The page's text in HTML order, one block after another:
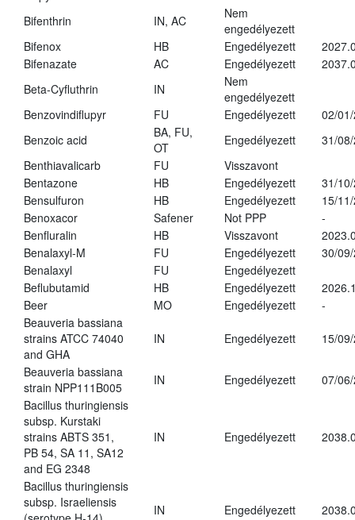
Bifenthrin
IN, AC
Nem
engedélyezett
Bifenox
HB Engedélyezett
Bifenazate
AC Engedélyezett
Beta-Cyfluthrin
IN
Nem
engedélyezett
Benzovindiflupyr
FU Engedélyezett
02/
Benzoic acid
BA, FU,
OT
Engedélyezett
31/
Benthiavalicarb
FU
Visszavont
Bentazone
HB Engedélyezett
31/
Bensulfuron
HB Engedélyezett
15/
Benoxacor
Safener Not PPP
-
Benfluralin
HB Visszavont
Benalaxyl-M
FU Engedélyezett
30/
Benalaxyl
FU
Engedélyezett
Beflubutamid
HB Engedélyezett
Beer
MO Engedélyezett
-
Beauveria bassiana
strains ATCC 74040
and GHA
IN Engedélyezett 15/
Beauveria bassiana
strain NPP111B005
IN Engedélyezett
07/
Bacillus thuringiensis
subsp. Kurstaki
strains ABTS 351,
PB 54, SA 11, SA12
and EG 2348
IN Engedélyezett
Bacillus thuringiensis
subsp. Israeliensis
IN Engedélyezett